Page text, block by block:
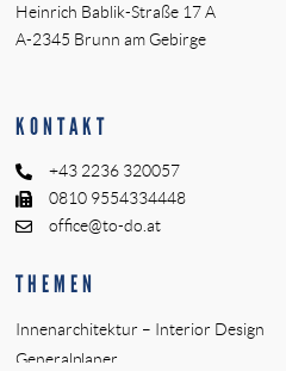
Heinrich Bablik-Straße 17 A
A-2345 Brunn am Gebirge
KONTAKT
+43 2236 320057
0810 9554334448
office@to-do.at
THEMEN
Innenarchitektur – Interior Design
Generalplaner